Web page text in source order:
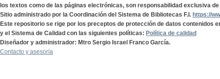
los textos como de las páginas electrónicas, son responsabilidad exclusiva
Sitio administrado por la Coordinación del Sistema de Bibliotecas F.I. https://
Este repositorio se rige por los preceptos de protección de datos contenidos
y el Sistema de Calidad con las siguientes políticas: Política de calidad
Diseñador y administrador: Mtro Sergio Israel Franco García.
Contacto y asesoría